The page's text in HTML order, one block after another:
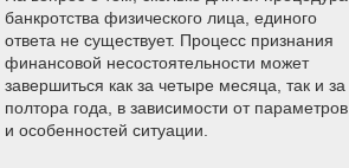
банкротства физического лица, единого
ответа не существует. Процесс признания
финансовой несостоятельности может
завершиться как за четыре месяца, так и за
полтора года, в зависимости от параметров
и особенностей ситуации.